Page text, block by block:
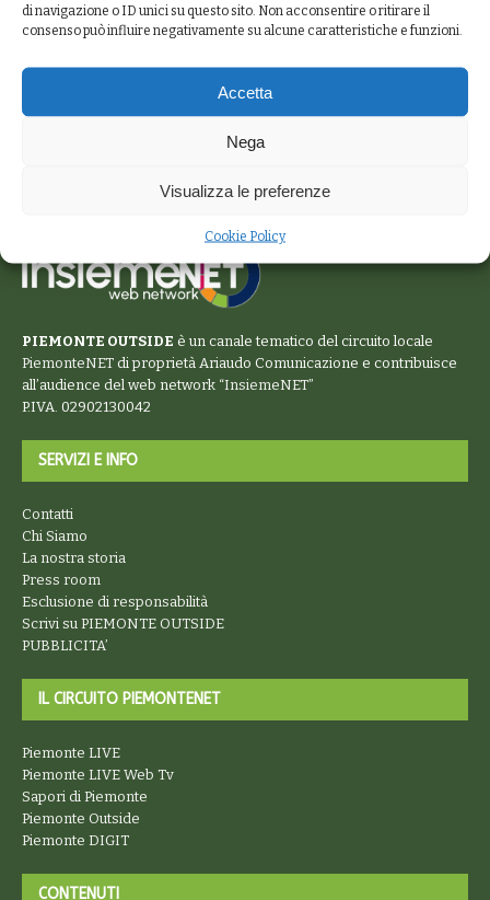
di navigazione o ID unici su questo sito. Non acconsentire o ritirare il
consenso può influire negativamente su alcune caratteristiche e funzioni.
Accetta
Nega
Visualizza le preferenze
Cookie Policy
PIEMONTE OUTSIDE è un canale tematico del circuito locale
PiemonteNET di proprietà Ariaudo Comunicazione e contribuisce
all’audience del web network “InsiemeNET”
P.IVA. 02902130042
SERVIZI E INFO
Contatti
Chi Siamo
La nostra storia
Press room
Esclusione di responsabilità
Scrivi su PIEMONTE OUTSIDE
PUBBLICITA’
IL CIRCUITO PIEMONTENET
Piemonte LIVE
Piemonte LIVE Web Tv
Sapori di Piemonte
Piemonte Outside
Piemonte DIGIT
CONTENUTI